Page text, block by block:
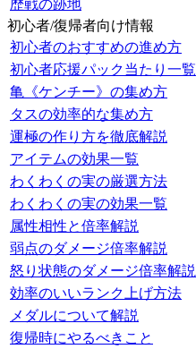
歴戦の跡地
初心者/復帰者向け情報
初心者のおすすめの進め方
初心者応援パック当たり一覧
亀《ケンチー》の集め方
タスの効率的な集め方
運極の作り方を徹底解説
アイテムの効果一覧
わくわくの実の厳選方法
わくわくの実の効果一覧
属性相性と倍率解説
弱点のダメージ倍率解説
怒り状態のダメージ倍率解説
効率のいいランク上げ方法
メダルについて解説
復帰時にやるべきこと